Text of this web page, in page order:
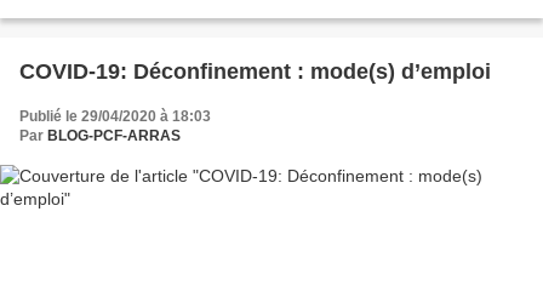
COVID-19: Déconfinement : mode(s) d’emploi
Publié le 29/04/2020 à 18:03
Par BLOG-PCF-ARRAS